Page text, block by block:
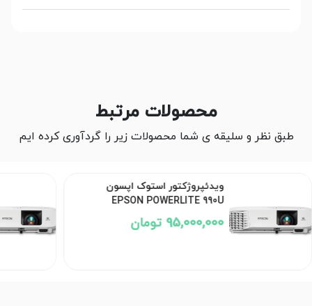
محصولات مرتبط
طبق نظر و سلیقه ی شما محصولات زیر را گردآوری کرده ایم
ویدئپروژکتور استوک اپسون
EPSON POWERLITE 990U
95,000,000 تومان